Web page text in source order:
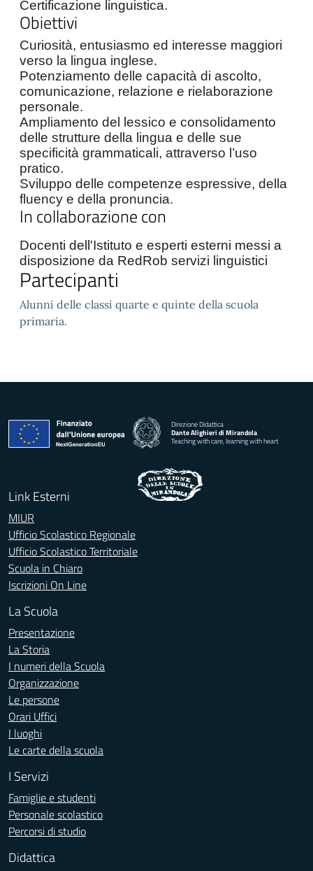
Certificazione linguistica.
Obiettivi
Curiosità, entusiasmo ed interesse maggiori
verso la lingua inglese.
Potenziamento delle capacità di ascolto,
comunicazione, relazione e rielaborazione
personale.
Ampliamento del lessico e consolidamento
delle strutture della lingua e delle sue
specificità grammaticali, attraverso l’uso
pratico.
Sviluppo delle competenze espressive, della
fluency e della pronuncia.
In collaborazione con
Docenti dell'Istituto e esperti esterni messi a
disposizione da RedRob servizi linguistici
Partecipanti
Alunni delle classi quarte e quinte della scuola
primaria.
Direzione Didattica
Dante Alighieri di Mirandola
Teaching with care, learning with heart
Link Esterni
MIUR
Ufficio Scolastico Regionale
Ufficio Scolastico Territoriale
Scuola in Chiaro
Iscrizioni On Line
La Scuola
Presentazione
La Storia
I numeri della Scuola
Organizzazione
Le persone
Orari Uffici
I luoghi
Le carte della scuola
I Servizi
Famiglie e studenti
Personale scolastico
Percorsi di studio
Didattica